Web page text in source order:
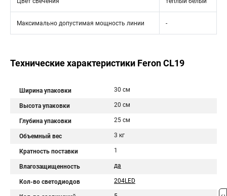
Максимально допустимая мощность линии -
Технические характеристики Feron CL19
Ширина упаковки 30 см
Высота упаковки 20 см
Глубина упаковки 25 см
Объемный вес 3 кг
Кратность поставки 1
Влагозащищенность да
Кол-во светодиодов 204LED